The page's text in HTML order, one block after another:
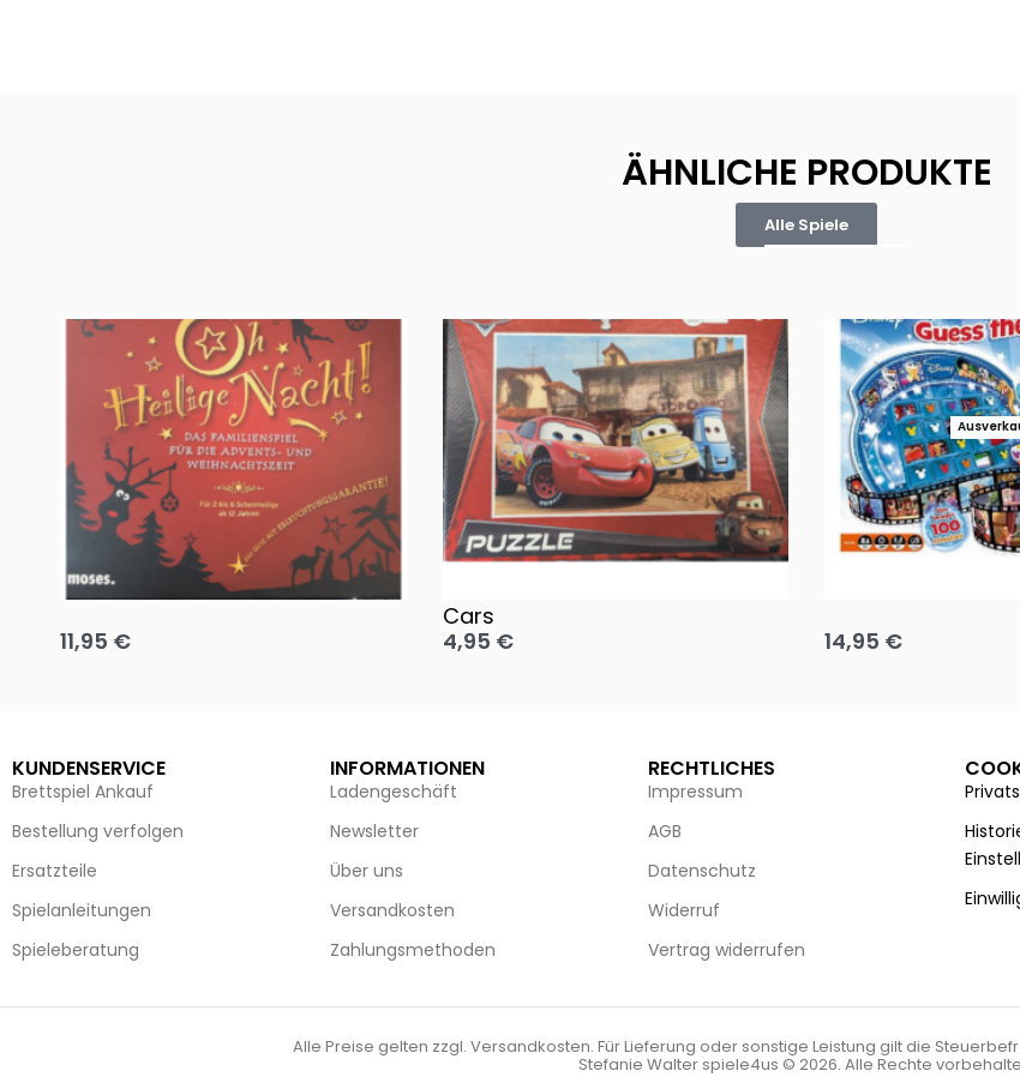
ÄHNLICHE PRODUKTE
Alle Spiele
Oh, heilige Nacht!
11,95 €
Cars
4,95 €
14,95 €
KUNDENSERVICE
Brettspiel Ankauf
Bestellung verfolgen
Ersatzteile
Spielanleitungen
Spieleberatung
INFORMATIONEN
Ladengeschäft
Newsletter
Über uns
Versandkosten
Zahlungsmethoden
RECHTLICHES
Impressum
AGB
Datenschutz
Widerruf
Vertrag widerrufen
Alle Preise gelten zzgl. Versandkosten. Für Lieferung oder sonstige Leistung gilt die
Stefanie Walter spiele4us © 2026. Alle Rechte